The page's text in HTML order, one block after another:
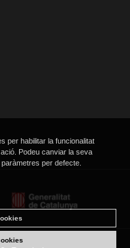
per habilitar la funcionalitat
Podeu canviar la seva
per defecte.